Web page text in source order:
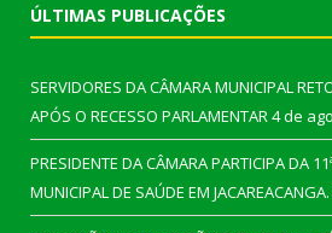
ÚLTIMAS PUBLICAÇÕES
SERVIDORES DA CÂMARA MUNICIPAL
APÓS O RECESSO PARLAMENTAR4 de
PRESIDENTE DA CÂMARA PARTICIPA DA
MUNICIPAL DE SAÚDE EM JACAREACANGA.